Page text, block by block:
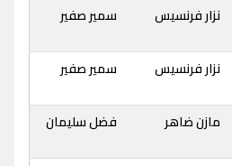
نزار فرنسيس سمير صفير
نزار فرنسيس سمير صفير
مازن ضاهر فضل سليمان